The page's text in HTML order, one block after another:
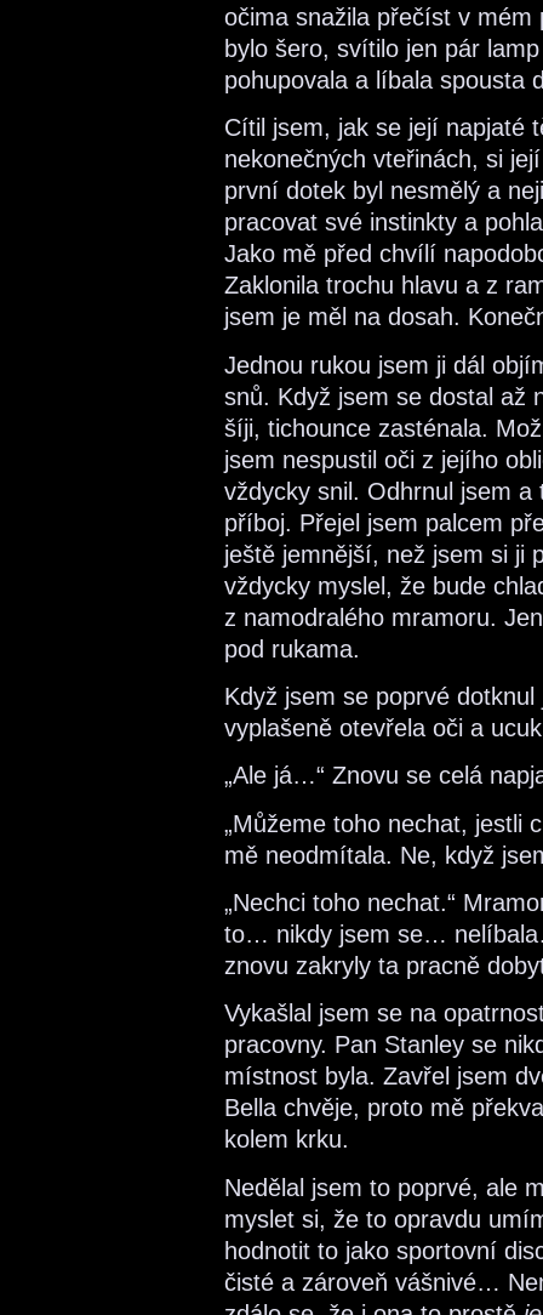
očima snažila přečíst v mém
bylo šero, svítilo jen pár
pohupovala a líbala spousta
Cítil jsem, jak se její napjaté
nekonečných vteřinách, si
první dotek byl nesmělý a
pracovat své instinkty a
Jako mě před chvílí
Zaklonila trochu hlavu a z
jsem je měl na dosah.
Jednou rukou jsem ji dál
snů. Když jsem se dostal až
šíji, tichounce zasténala.
jsem nespustil oči z jejího
vždycky snil. Odhrnul jsem
příboj. Přejel jsem palcem
ještě jemnější, než jsem si ji
vždycky myslel, že bude
z namodralého mramoru.
pod rukama.
Když jsem se poprvé
vyplašeně otevřela oči a
„Ale já…“ Znovu se celá
„Můžeme toho nechat, jestli
mě neodmítala. Ne, když
„Nechci toho nechat.“
to… nikdy jsem se…
znovu zakryly ta pracně
Vykašlal jsem se na
pracovny. Pan Stanley se
místnost byla. Zavřel jsem
Bella chvěje, proto mě
kolem krku.
Nedělal jsem to poprvé, ale
myslet si, že to opravdu
hodnotit to jako sportovní
čisté a zároveň vášnivé…